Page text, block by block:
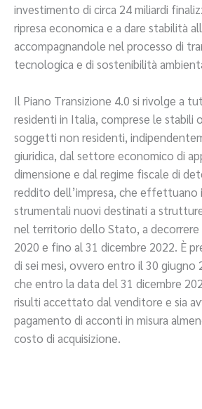
investimento di circa 24 miliardi
ripresa economica e a dare stabilità
accompagnandole nel processo di
tecnologica e di sostenibilità
Il Piano Transizione 4.0 si rivolge a
residenti in Italia, comprese le stabili
soggetti non residenti,
giuridica, dal settore economico di
dimensione e dal regime fiscale di
reddito dell’impresa, che effettuano
strumentali nuovi destinati a
nel territorio dello Stato, a decorrere
2020 e fino al 31 dicembre 2022. È
di sei mesi, ovvero entro il 30 giugno
che entro la data del 31 dicembre
risulti accettato dal venditore e sia
pagamento di acconti in misura
costo di acquisizione.